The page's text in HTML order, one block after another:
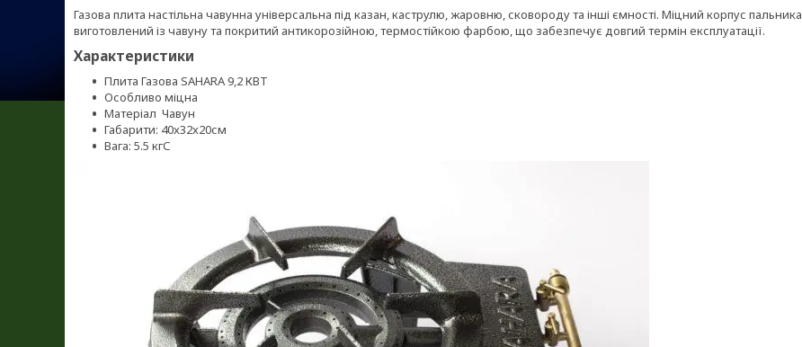
Газова плита настільна чавунна універсальна під казан, каструлю, жаровню, сковороду та інші ємності. Міцний корпус пальника
виготовлений із чавуну та покритий антикорозійною, термостійкою фарбою, що забезпечує довгий термін експлуатації.
Характеристики
Плита Газова SAHARA 9,2 КВТ
Особливо міцна
Матеріал Чавун
Габарити: 40x32x20см
Вага: 5.5 кгС